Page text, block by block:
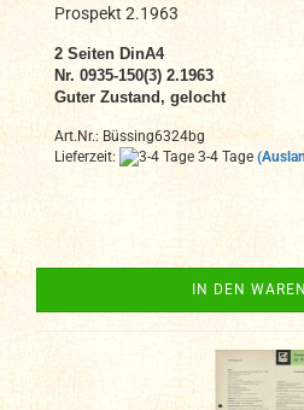
Prospekt 2.1963
2 Seiten DinA4
Nr. 0935-150(3) 2.1963
Guter Zustand, gelocht
Art.Nr.: Büssing6324bg
Lieferzeit:
3-4 Tage
IN DEN